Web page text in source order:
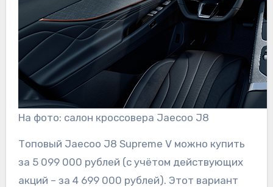
На фото: салон кроссовера Jaecoo J8
Топовый Jaecoo J8 Supreme V можно купить
за 5 099 000 рублей (с учётом действующих
акций – за 4 699 000 рублей). Этот вариант